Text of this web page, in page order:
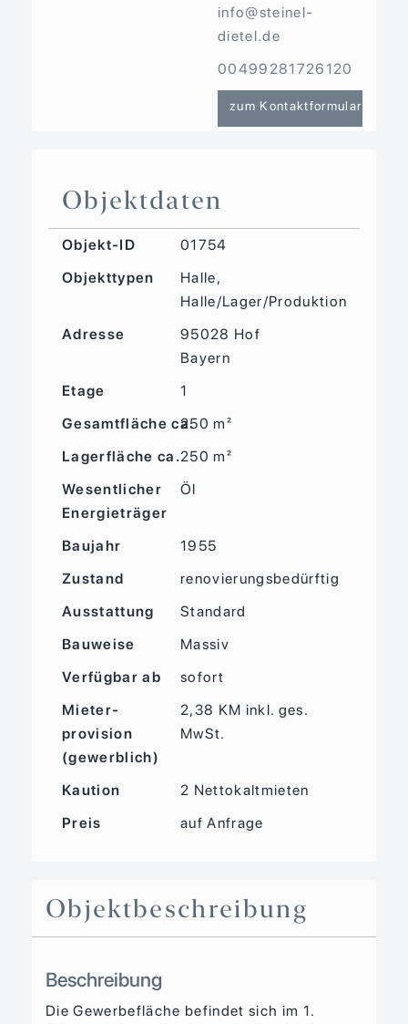
info@steinel-
dietel.de
00499281726120
zum Kontaktformular
Objektdaten
Objekt-ID
01754
Objekttypen
Halle,
Halle/Lager/Produktion
Adresse
95028 Hof
Bayern
Etage
1
Gesamtfläche ca.250 m²
Lagerfläche ca.250 m²
Wesentlicher
Energieträger
Öl
Baujahr
1955
Zustand
renovierungsbedürftig
Ausstattung
Standard
Bauweise
Massiv
Verfügbar ab
sofort
Mieter­
provision
(gewerblich)
2,38 KM inkl. ges.
MwSt.
Kaution
2 Nettokaltmieten
Preis
auf Anfrage
Objekt­beschreibung
Beschreibung
Die Gewerbefläche befindet sich im 1.